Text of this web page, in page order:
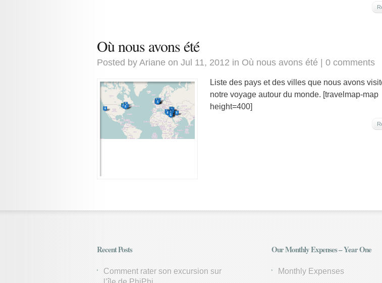
Où nous avons été
Posted by Ariane on Jul 11, 2012 in Où nous avons été 0 comments
Liste des pays et des villes que nous avons
notre voyage autour du monde. [travelmap-map
height=400]
Recent Posts
Comment rater son excursion sur
Our Monthly Expenses – Year One
Monthly Expenses